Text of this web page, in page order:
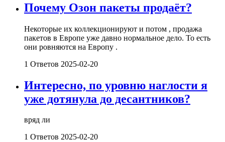
Почему Озон пакеты продаёт?
Некоторые их коллекционируют и потом , продажа
пакетов в Европе уже давно нормальное дело. То есть
они ровняются на Европу .
1 Ответов 2025-02-20
Интересно, по уровню наглости я
уже дотянула до десантников?
вряд ли
1 Ответов 2025-02-20